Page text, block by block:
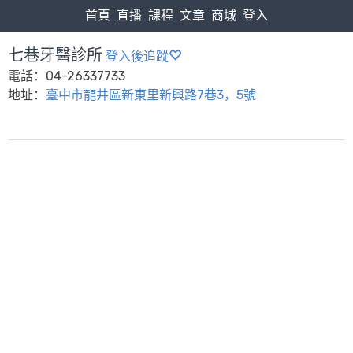
首頁 直播 課程 文章 商城 登入
七巷牙醫診所 登入後追蹤
電話：04-26337733
地址： 臺中市龍井區新東里新興路7巷3，5號